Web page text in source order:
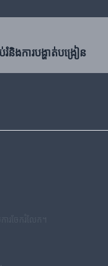
រំនិងការបង្ហាត់បង្រៀន